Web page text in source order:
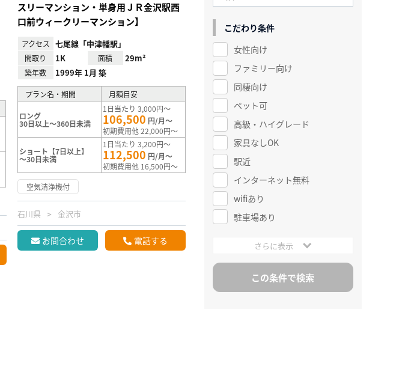
スリーマンション・単身用ＪＲ金沢駅西
口前ウィークリーマンション】
アクセス 七尾線「中津幡駅」
間取り 1K 面積 29m²
築年数 1999年 1月 築
プラン名・期間 月額目安
ロング
30日以上～360日未満
1日当たり 3,000円～
106,500 円/月～
初期費用他 22,000円～
ショート【7日以上】
～30日未満
1日当たり 3,200円～
112,500 円/月～
初期費用他 16,500円～
空気清浄機付
石川県 金沢市
お問合わせ 電話する
こだわり条件
女性向け
ファミリー向け
同棲向け
ペット可
高級・ハイグレード
家具なしOK
駅近
インターネット無料
wifiあり
駐車場あり
さらに表示